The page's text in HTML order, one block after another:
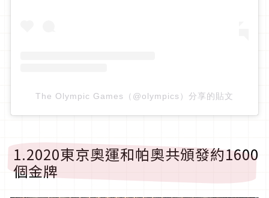
The Olympic Games（@olympics）分享的貼文
1.2020東京奧運和帕奧共頒發約1600
個金牌